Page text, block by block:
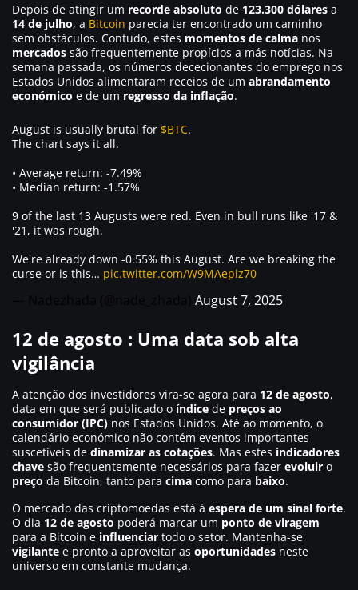
Depois de atingir um recorde absoluto de 123.300 dólares a
14 de julho, a Bitcoin parecia ter encontrado um caminho
sem obstáculos. Contudo, estes momentos de calma nos
mercados são frequentemente propícios a más notícias. Na
semana passada, os números dececionantes do emprego nos
Estados Unidos alimentaram receios de um abrandamento
económico e de um regresso da inflação.
August is usually brutal for $BTC.
The chart says it all.
• Average return: -7.49%
• Median return: -1.57%
9 of the last 13 Augusts were red. Even in bull runs like '17 &
'21, it was rough.
We're already down -0.55% this August. Are we breaking the
curse or is this… pic.twitter.com/W9MAepiz70
August 7, 2025
12 de agosto : Uma data sob alta
vigilância
A atenção dos investidores vira-se agora para 12 de agosto,
data em que será publicado o índice de preços ao
consumidor (IPC) nos Estados Unidos. Até ao momento, o
calendário económico não contém eventos importantes
suscetíveis de dinamizar as cotações. Mas estes indicadores
chave são frequentemente necessários para fazer evoluir o
preço da Bitcoin, tanto para cima como para baixo.
O mercado das criptomoedas está à espera de um sinal forte.
O dia 12 de agosto poderá marcar um ponto de viragem
para a Bitcoin e influenciar todo o setor. Mantenha-se
vigilante e pronto a aproveitar as oportunidades neste
universo em constante mudança.